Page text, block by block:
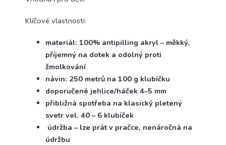
Klíčové vlastnosti:
materiál: 100% antipilling akryl – měkký,
příjemný na dotek a odolný proti
žmolkování
návin: 250 metrů na 100 g klubíčku
doporučené jehlice/háček 4–5 mm
přibližná spotřeba na klasický pletený
svetr vel. 40 – 6 klubíček
údržba – lze prát v pračce, nenáročná na
údržbu